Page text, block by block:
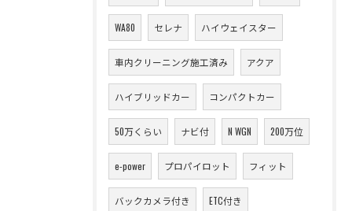
WA80 セレナ ハイウェイスター
車内クリーニング施工済み アクア
ハイブリッドカー コンパクトカー
50万くらい ナビ付 N WGN 200万位
e-power プロパイロット フィット
バックカメラ付き ETC付き